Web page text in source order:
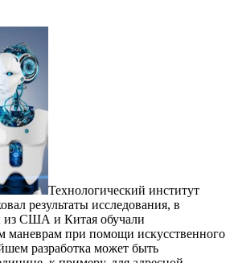
Технологический институт
результаты исследования, в
из США и Китая обучали
маневрам при помощи искусственного
разработка может быть